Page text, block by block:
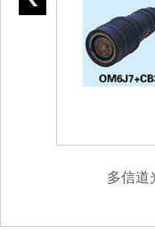
多信道